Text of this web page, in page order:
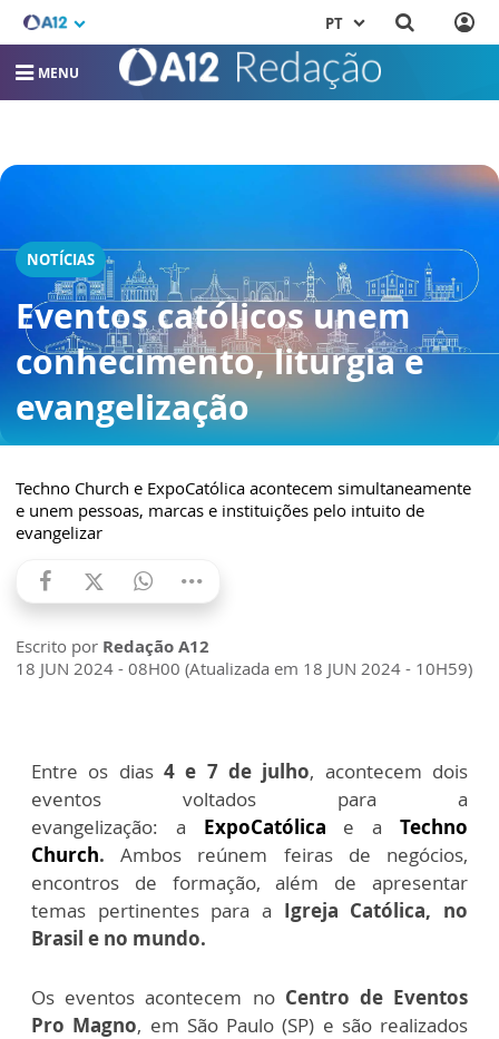
PT
MENU
NOTÍCIAS
Eventos católicos unem
conhecimento, liturgia e
evangelização
Techno Church e ExpoCatólica acontecem simultaneamente
e unem pessoas, marcas e instituições pelo intuito de
evangelizar
Escrito por Redação A12
18 JUN 2024 - 08H00 (Atualizada em 18 JUN 2024 - 10H59)
Entre os dias 4 e 7 de julho, acontecem dois
eventos voltados para a
evangelização:
a ExpoCatólica e aTechno
Church. Ambos reúnem feiras de negócios,
encontros de formação, além de apresentar
temas pertinentes para a Igreja Católica, no
Brasil e no mundo.
Os eventos acontecem no Centro de Eventos
Pro Magno, em São Paulo (SP) e são realizados